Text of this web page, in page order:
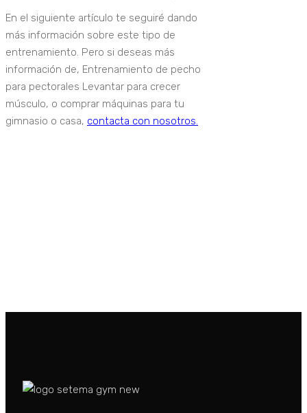
En el siguiente artículo te seguiré dando
más información sobre este tipo de
entrenamiento. Pero si deseas más
información de, Entrenamiento de pecho
para pectorales Levantar para crecer
músculo, o comprar máquinas para tu
gimnasio o casa, contacta con nosotros.